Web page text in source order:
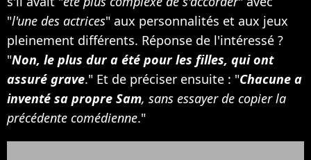
"l'une des actrices" aux personnalités et aux jeux
pleinement différents. Réponse de l'intéressé ?
"Non, le plus dur a été pour les filles, qui ont
assuré grave." Et de préciser ensuite : "Chacune a
inventé sa propre Sam, sans essayer de copier la
précédente comédienne."